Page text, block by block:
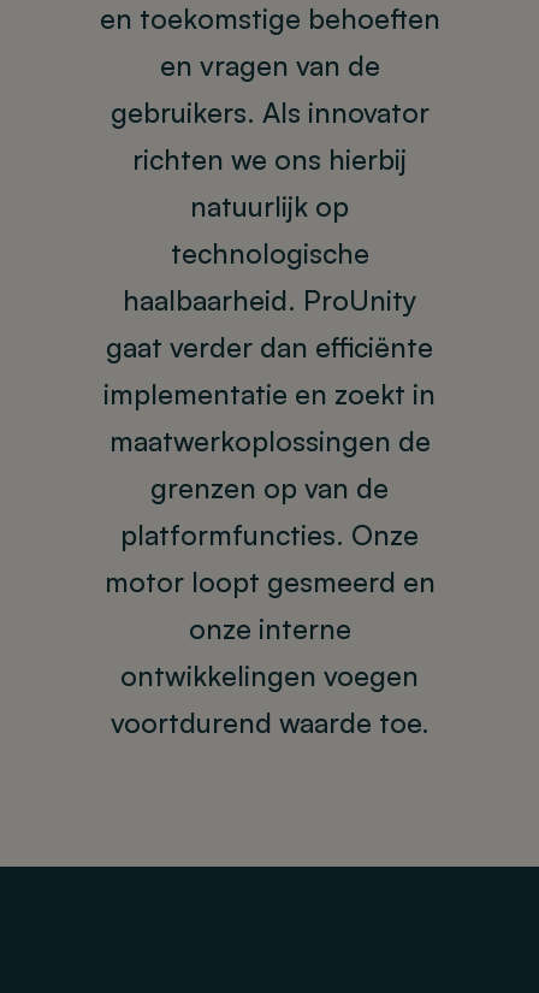
en toekomstige behoeften
en vragen van de
gebruikers. Als innovator
richten we ons hierbij
natuurlijk op
technologische
haalbaarheid. ProUnity
gaat verder dan efficiënte
implementatie en zoekt in
maatwerkoplossingen de
grenzen op van de
platformfuncties. Onze
motor loopt gesmeerd en
onze interne
ontwikkelingen voegen
voortdurend waarde toe.